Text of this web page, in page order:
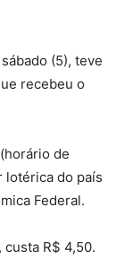
(5), teve
recebeu o
de
lotérica do país
Federal.
custa R$ 4,50.